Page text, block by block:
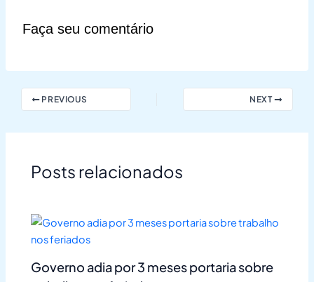
Faça seu comentário
PREVIOUS NEXT
Posts relacionados
Governo adia por 3 meses portaria sobre